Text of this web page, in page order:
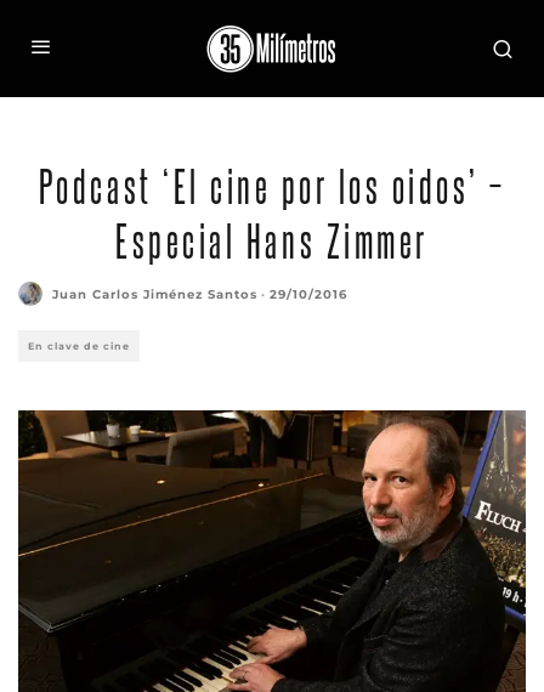
Podcast ‘El cine por los oidos’ –
Especial Hans Zimmer
Juan Carlos Jiménez Santos · 29/10/2016
En clave de cine